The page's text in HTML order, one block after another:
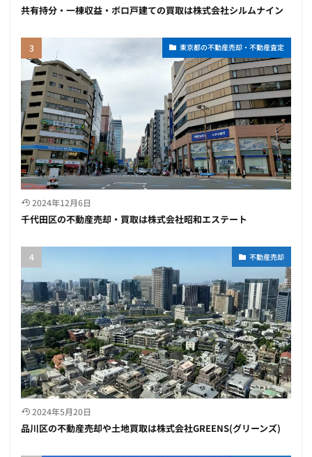
共有持分・一棟収益・ボロ戸建ての買取は株式会社シルムナイン
東京都の不動産売却・不動産査定
2024年12月6日
千代田区の不動産売却・買取は株式会社昭和エステート
不動産売却
2024年5月20日
品川区の不動産売却や土地買取は株式会社GREENS(グリーンズ)